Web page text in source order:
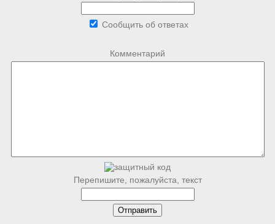
Сообщить об ответах
Комментарий
Перепишите, пожалуйста, текст